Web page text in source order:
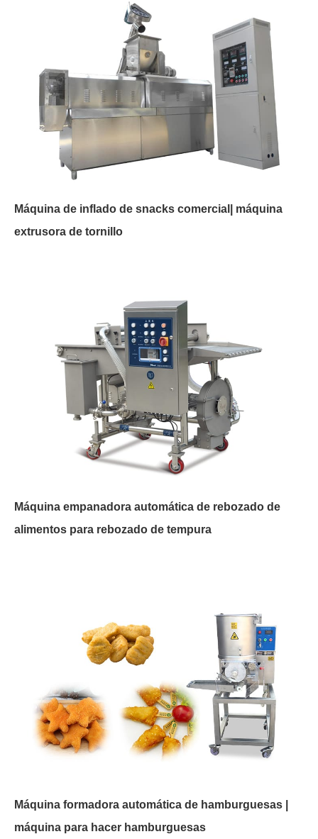
Máquina de inflado de snacks comercial| máquina
extrusora de tornillo
Máquina empanadora automática de rebozado de
alimentos para rebozado de tempura
Máquina formadora automática de hamburguesas |
máquina para hacer hamburguesas